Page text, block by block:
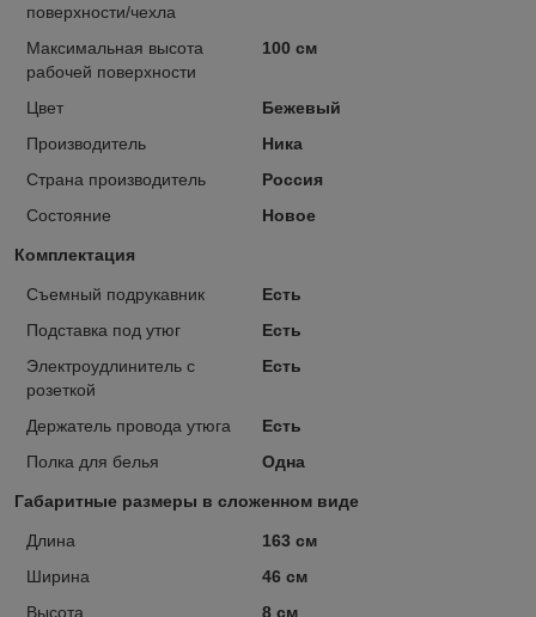
поверхности/чехла
Максимальная высота
рабочей поверхности
100 см
Цвет
Бежевый
Производитель
Ника
Страна производитель
Россия
Состояние
Новое
Комплектация
Съемный подрукавник
Есть
Подставка под утюг
Есть
Электроудлинитель с
розеткой
Есть
Держатель провода утюга
Есть
Полка для белья
Одна
Габаритные размеры в сложенном виде
Длина
163 см
Ширина
46 см
Высота
8 см